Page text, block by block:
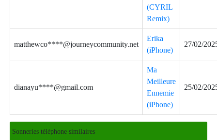
(CYRIL
Remix)
matthewco****@journeycommunity.net
Erika
(iPhone)
27/02/
dianayu****@gmail.com
Ma
Meilleure
Ennemie
(iPhone)
25/02/
Sonneries téléphone similaires